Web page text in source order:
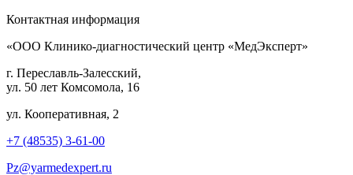
Контактная информация
«ООО Клинико-диагностический центр «МедЭксперт»
г. Переславль-Залесский,
ул. 50 лет Комсомола, 16
ул. Кооперативная, 2
+7 (48535) 3-61-00
Pz@yarmedexpert.ru